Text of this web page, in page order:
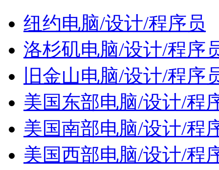
纽约电脑/设计/程序员
洛杉矶电脑/设计/程序
旧金山电脑/设计/程序
美国东部电脑/设计/程
美国南部电脑/设计/程
美国西部电脑/设计/程